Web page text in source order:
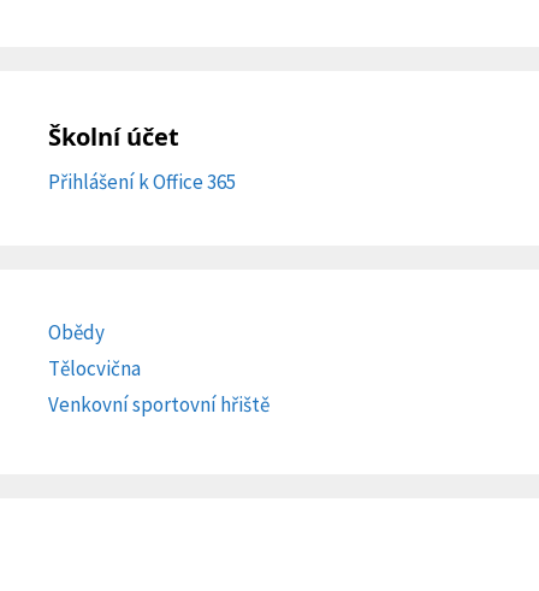
Školní účet
Přihlášení k Office 365
Obědy
Tělocvična
Venkovní sportovní hřiště